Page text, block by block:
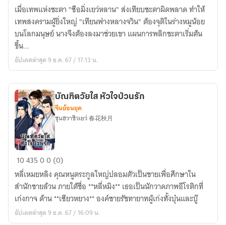
รัก
พลิก
ชะตา
เมื่อเทพแห่งชะตา "ซือมิ่งเยว่หลาน" ส่งเทียบชะตาผิดพลาด ทำให้
เทพสงครามผู้ยิ่งใหญ่ "เทียนฟางหลางจวิน" ต้องจุติในร่างหมูน้อย
บนโลกมนุษย์ นางจึงต้องลงมาช่วยเขา แผนการพลิกชะตาเริ่มต้น
ขึ้น...
อัปเดตล่าสุด 9 ธ.ค. 67 / 17:13 น.
บัณฑิต
วัย
ใส
หัวใจ
ป่วน
รัก
บัณฑิตวัยใส หัวใจป่วนรัก
จีนย้อนยุค
ชุนฮวาชิวเยว่ 春花秋月
1043500 (0)
หลี่เหมยหลิง คุณหนูตระกูลใหญ่ปลอมตัวเป็นชายเพื่อศึกษาใน
สำนักชายล้วน ภายใต้ชื่อ **หลี่หมิง** เธอเป็นนักวาดภาพอีโรติกที่
เก่งกาจ ด้าน **เซียวหยาง** องค์ชายรัชทายาทผู้เก่งทั้งบุ๋นและบู๊
อัปเดตล่าสุด 9 ธ.ค. 67 / 16:09 น.